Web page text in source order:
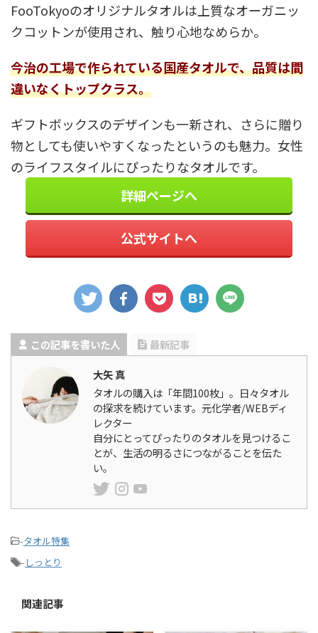
FooTokyoのオリジナルタオルは上質なオーガニッ
クコットンが使用され、触り心地なめらか。
今治の工場で作られている国産タオルで、品質は間
違いなくトップクラス。
ギフトボックスのデザインも一新され、さらに贈り
物としても使いやすくなったというのも魅力。女性
のライフスタイルにぴったりなタオルです。
詳細ページへ
公式サイトへ
この記事を書いた人
最新記事
大矢 真
タオルの購入は「年間100枚」。日々タオル
の探求を続けています。元化学者/WEBディ
レクター
自分にとってぴったりのタオルを見つけるこ
とが、生活の明るさにつながることを伝た
い。
-タオル特集
- しっとり
関連記事